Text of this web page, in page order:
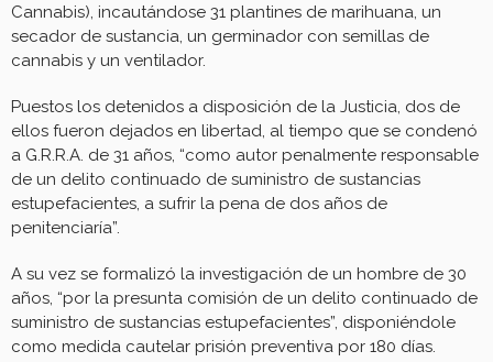
Cannabis), incautándose 31 plantines de marihuana, un
secador de sustancia, un germinador con semillas de
cannabis y un ventilador.
Puestos los detenidos a disposición de la Justicia, dos de
ellos fueron dejados en libertad, al tiempo que se condenó
a G.R.R.A. de 31 años, “como autor penalmente responsable
de un delito continuado de suministro de sustancias
estupefacientes, a sufrir la pena de dos años de
penitenciaría”.
A su vez se formalizó la investigación de un hombre de 30
años, “por la presunta comisión de un delito continuado de
suministro de sustancias estupefacientes”, disponiéndole
como medida cautelar prisión preventiva por 180 días.